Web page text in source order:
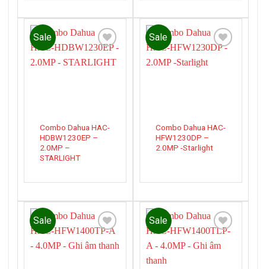
Sale
wishlist
Combo Dahua HAC-
HDBW1230EP –
2.0MP –
STARLIGHT
Sale
wishlist
Combo Dahua HAC-
HFW1230DP –
2.0MP -Starlight
Sale
wishlist
Sale
wishlist